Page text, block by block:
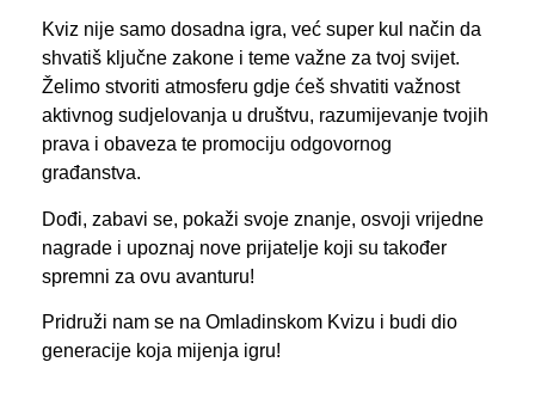
Kviz nije samo dosadna igra, već super kul način da
shvatiš ključne zakone i teme važne za tvoj svijet.
Želimo stvoriti atmosferu gdje ćeš shvatiti važnost
aktivnog sudjelovanja u društvu, razumijevanje tvojih
prava i obaveza te promociju odgovornog
građanstva.
Dođi, zabavi se, pokaži svoje znanje, osvoji vrijedne
nagrade i upoznaj nove prijatelje koji su također
spremni za ovu avanturu!
Pridruži nam se na Omladinskom Kvizu i budi dio
generacije koja mijenja igru!